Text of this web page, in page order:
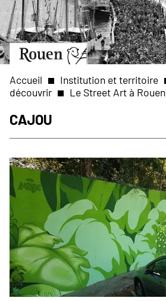
Aller
au
contenu
principal
Aller
à
la
page
d’accueil
Slide
of
1
Fil
d'Ariane
Accueil Institution et territoire
découvrir
Le Street Art à Rouen
Cajou